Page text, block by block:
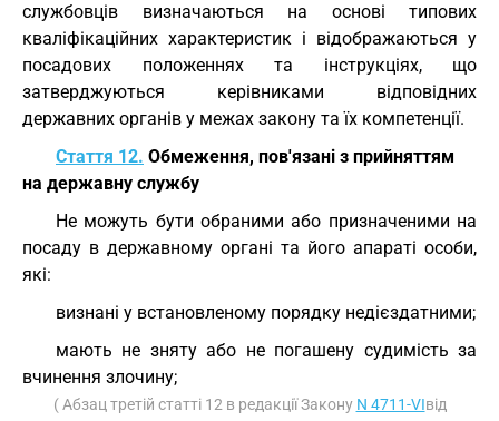
службовців визначаються на основі типових
кваліфікаційних характеристик і відображаються у
посадових положеннях та інструкціях, що
затверджуються керівниками відповідних
державних органів у межах закону та їх компетенції.
Стаття 12. Обмеження, пов'язані з прийняттям
на державну службу
Не можуть бути обраними або призначеними на
посаду в державному органі та його апараті особи,
які:
визнані у встановленому порядку недієздатними;
мають не зняту або не погашену судимість за
вчинення злочину;
( Абзац третій статті 12 в редакції Закону N 4711-VIвід